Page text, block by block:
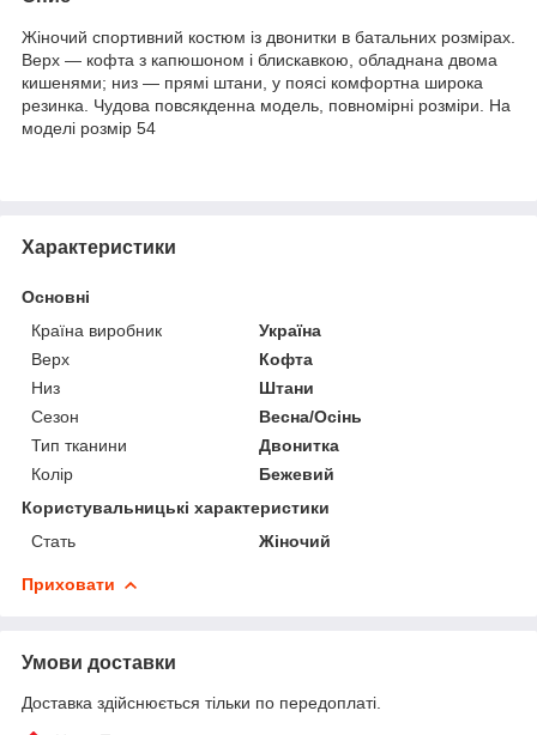
Жіночий спортивний костюм із двонитки в батальних розмірах.
Верх — кофта з капюшоном і блискавкою, обладнана двома
кишенями; низ — прямі штани, у поясі комфортна широка
резинка. Чудова повсякденна модель, повномірні розміри. На
моделі розмір 54
Характеристики
Основні
Країна виробник
Україна
Верх
Кофта
Низ
Штани
Сезон
Весна/Осінь
Тип тканини
Двонитка
Колір
Бежевий
Користувальницькі характеристики
Стать
Жіночий
Приховати
Умови доставки
Доставка здійснюється тільки по передоплаті.